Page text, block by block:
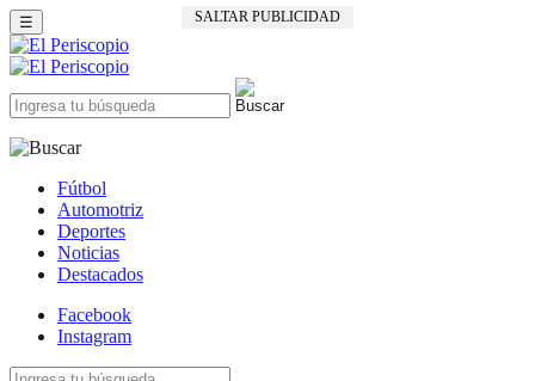
SALTAR PUBLICIDAD
☰
Fútbol
Automotriz
Deportes
Noticias
Destacados
Facebook
Instagram